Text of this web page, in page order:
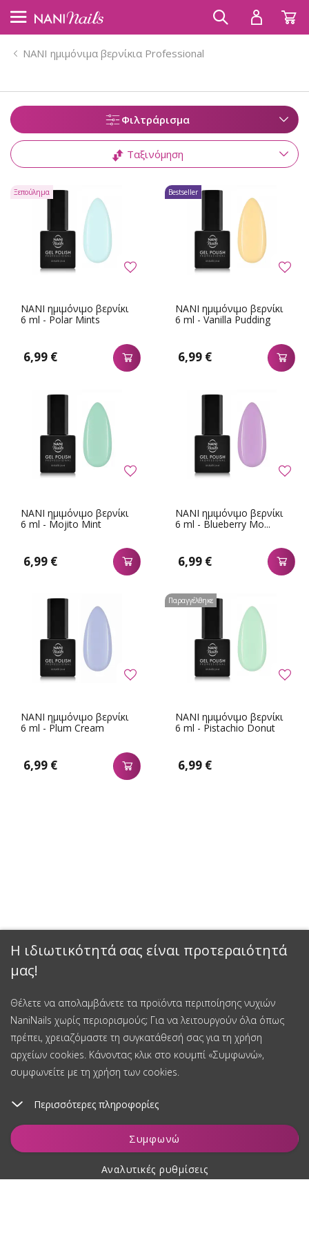
Η ιδιωτικότητά σας είναι προτεραιότητά
μας!
Θέλετε να απολαμβάνετε τα προϊόντα περιποίησης νυχιών
NaniNails χωρίς περιορισμούς; Για να λειτουργούν όλα όπως
πρέπει, χρειαζόμαστε τη συγκατάθεσή σας για τη χρήση
αρχείων cookies. Κάνοντας κλικ στο κουμπί «Συμφωνώ»,
συμφωνείτε με τη χρήση των cookies.
Περισσότερες πληροφορίες
Συμφωνώ
Αναλυτικές ρυθμίσεις
NANI ημιμόνιμα βερνίκια Professional
Φιλτράρισμα
Ταξινόμηση
NANI ημιμόνιμο βερνίκι
6 ml - Polar Mints
6,99 €
Ξεπούλημα
NANI ημιμόνιμο βερνίκι
6 ml - Vanilla Pudding
6,99 €
Bestseller
NANI ημιμόνιμο βερνίκι
6 ml - Mojito Mint
6,99 €
NANI ημιμόνιμο βερνίκι
6 ml - Blueberry Mo...
6,99 €
NANI ημιμόνιμο βερνίκι
6 ml - Plum Cream
6,99 €
NANI ημιμόνιμο βερνίκι
6 ml - Pistachio Donut
6,99 €
Παραγγέλθηκε